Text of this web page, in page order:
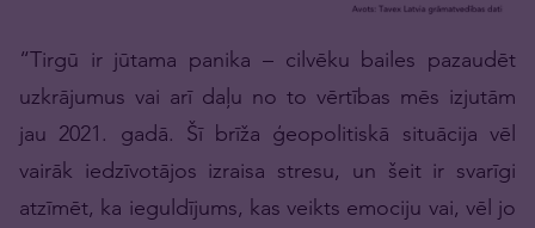
“Tirgū ir jūtama panika – cilvēku bailes pazaudēt
uzkrājumus vai arī daļu no to vērtības mēs izjutām
jau 2021. gadā. Šī brīža ģeopolitiskā situācija vēl
vairāk iedzīvotājos izraisa stresu, un šeit ir svarīgi
atzīmēt, ka ieguldījums, kas veikts emociju vai, vēl jo